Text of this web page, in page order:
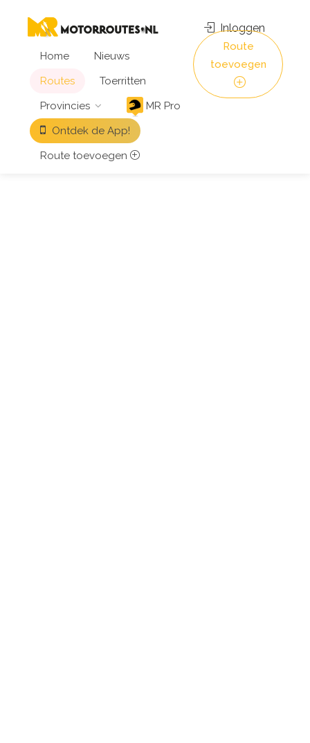
Home
Nieuws
Routes
Toerritten
Provincies
MR Pro
Ontdek de App!
Route toevoegen
Inloggen
Route
toevoegen